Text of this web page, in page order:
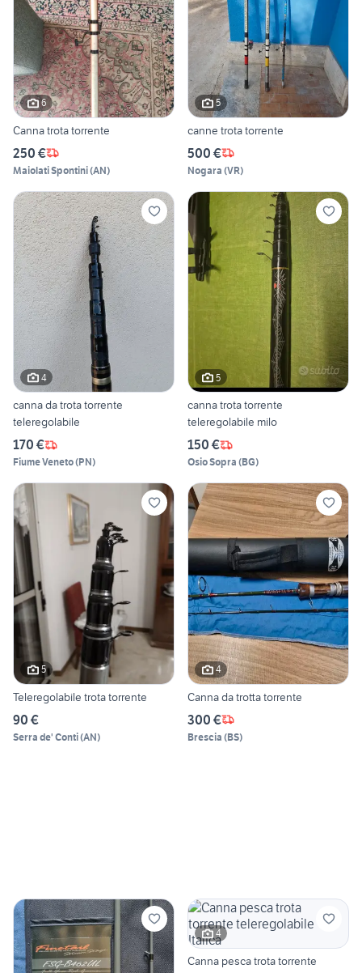
6
Canna trota torrente
250 €
Maiolati Spontini(AN)
5
canne trota torrente
500 €
Nogara (VR)
4
canna da trota torrente
teleregolabile
170 €
Fiume Veneto(PN)
5
canna trota torrente
teleregolabile milo
150 €
Osio Sopra (BG)
5
Teleregolabile trota torrente
90 €
Serra de' Conti(AN)
4
Canna da trotta torrente
300 €
Brescia (BS)
4
Canna pesca trota torrente